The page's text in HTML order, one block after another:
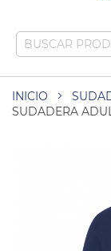
INICIO
SUDADERA